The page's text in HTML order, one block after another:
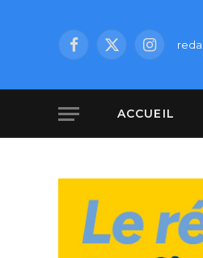
Facebook
X
ACCUEIL